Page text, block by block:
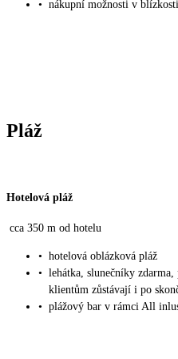
• nákupní možnosti v blízkosti
Pláž
Hotelová pláž
cca 350 m od hotelu
• hotelová oblázková pláž
• lehátka, slunečníky
klientům zůstávají i po
• plážový bar v rámci All